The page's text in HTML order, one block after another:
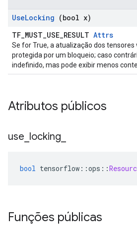
UseLocking (bool x)
TF_MUST_USE_RESULT Attrs
Se for True, a atualização dos tensores
protegida por um bloqueio; caso
indefinido, mas pode exibir menos
Atributos públicos
use locking
bool tensorflow ::ops ::
Funções públicas